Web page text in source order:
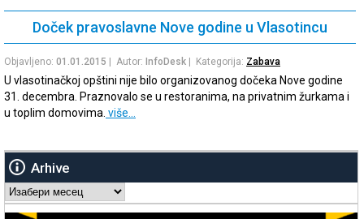
Doček pravoslavne Nove godine u Vlasotincu
Objavljeno: 01.01.2015 | Autor: InfoDesk | Kategorija: Zabava
U vlasotinačkoj opštini nije bilo organizovanog dočeka Nove godine
31. decembra. Praznovalo se u restoranima, na privatnim žurkama i
u toplim domovima. više…
Arhive
Arhive